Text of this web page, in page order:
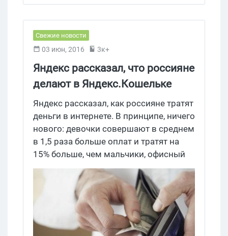
Свежие новости
03 июн, 2016 3к+
Яндекс рассказал, что россияне
делают в Яндекс.Кошельке
Яндекс рассказал, как россияне тратят
деньги в интернете. В принципе, ничего
нового: девочки совершают в среднем
в 1,5 раза больше оплат и тратят на
15% больше, чем мальчики, офисный
планктон рвет всех по количеству и
качеству платежей, а любители яблок
на 21% расточительнее, чем
андрюшелюбы. Кстати, те, у кого есть
кредит, тратят немногим больше, чем
студенты, так что не раскручивайте